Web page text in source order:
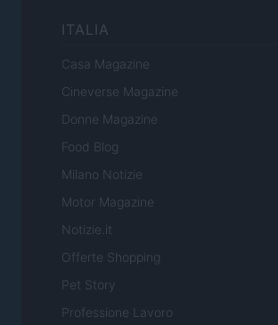
ITALIA
Casa Magazine
Cineverse Magazine
Donne Magazine
Food Blog
Milano Notizie
Motor Magazine
Notizie.it
Offerte Shopping
Pet Story
Professione Lavoro